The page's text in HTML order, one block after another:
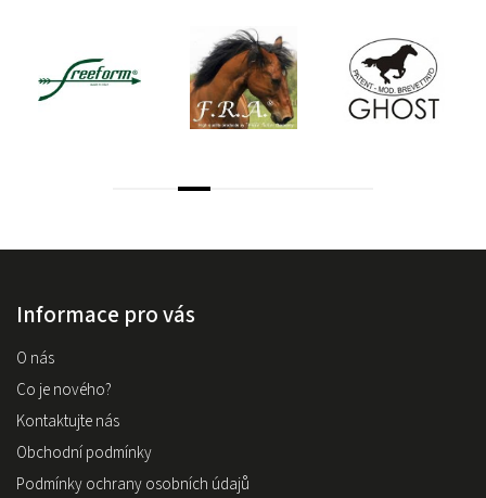
Informace pro vás
O nás
Co je nového?
Kontaktujte nás
Obchodní podmínky
Podmínky ochrany osobních údajů